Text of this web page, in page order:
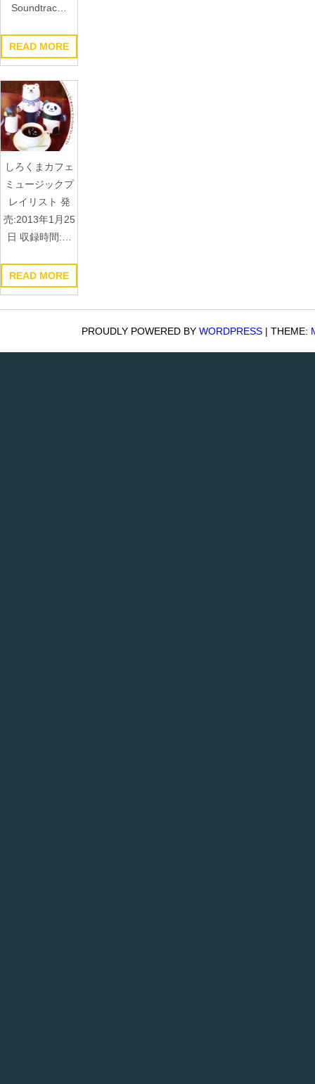
Soundtrac…
READ MORE
しろくまカフェ
ミュージックプ
レイリスト 発
売:2013年1月25
日 収録時間:…
READ MORE
PROUDLY POWERED BY WORDPRESS | THEME: